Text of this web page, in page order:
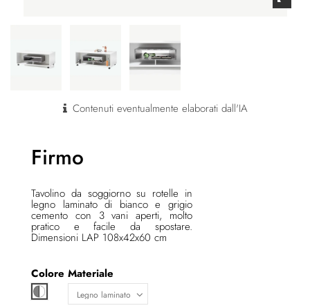
Contenuti eventualmente elaborati dall'IA
Firmo
Tavolino da soggiorno su rotelle in
legno laminato di bianco e grigio
cemento con 3 vani aperti, molto
pratico e facile da spostare.
Dimensioni LAP 108x42x60 cm
Colore
Bianco / grigio
Materiale